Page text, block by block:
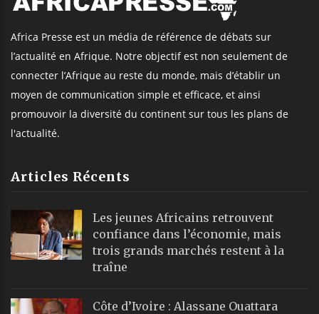
Africa Presse est un média de référence de débats sur
l’actualité en Afrique. Notre objectif est non seulement de
connecter l’Afrique au reste du monde, mais d’établir un
moyen de communication simple et efficace, et ainsi
promouvoir la diversité du continent sur tous les plans de
l'actualité.
Articles Récents
Les jeunes Africains retrouvent
confiance dans l’économie, mais
trois grands marchés restent à la
traîne
Côte d’Ivoire : Alassane Ouattara